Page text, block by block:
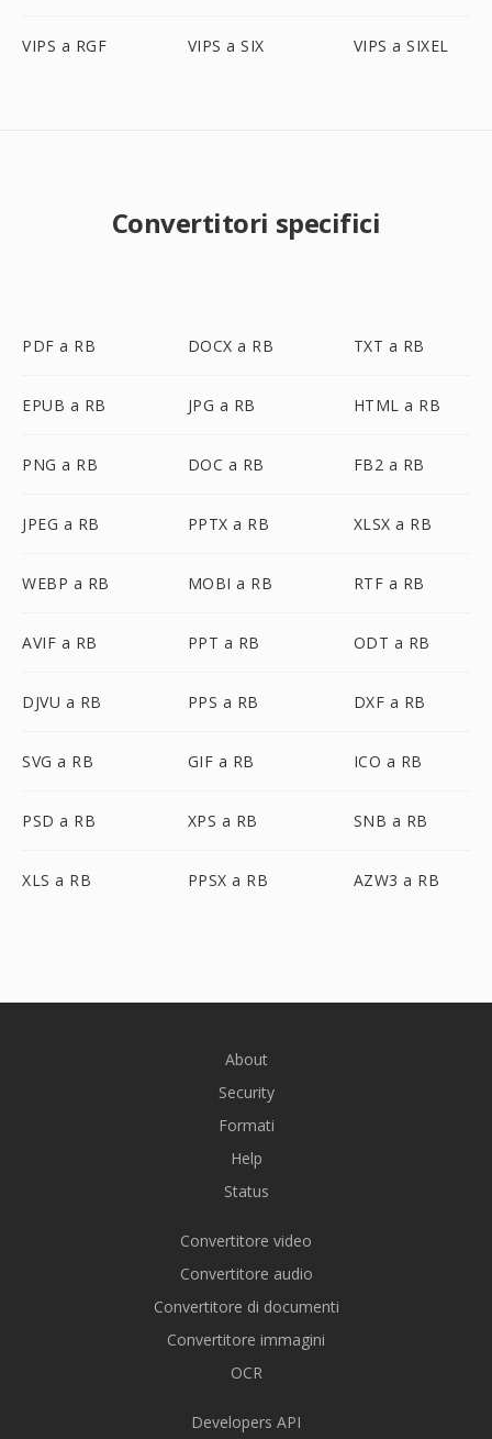
VIPS a RGF VIPS a SIX VIPS a SIXEL
Convertitori specifici
PDF a RB DOCX a RB TXT a RB
EPUB a RB JPG a RB HTML a RB
PNG a RB DOC a RB FB2 a RB
JPEG a RB PPTX a RB XLSX a RB
WEBP a RB MOBI a RB RTF a RB
AVIF a RB PPT a RB ODT a RB
DJVU a RB PPS a RB DXF a RB
SVG a RB GIF a RB ICO a RB
PSD a RB XPS a RB SNB a RB
XLS a RB PPSX a RB AZW3 a RB
About
Security
Formati
Help
Status
Convertitore video
Convertitore audio
Convertitore di documenti
Convertitore immagini
OCR
Developers API